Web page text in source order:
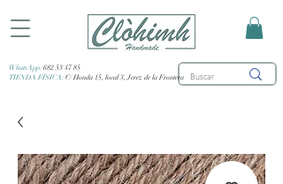
WhatsApp: 682 53 47 85
TIENDA FÍSICA: C/ Honda 15, local 3, Jerez de la Frontera